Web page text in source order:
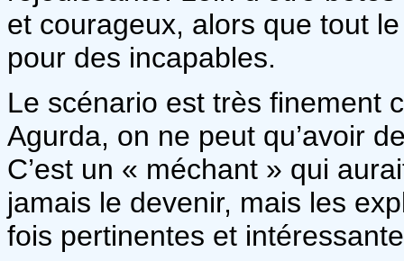
et courageux, alors que tout
pour des incapables.
Le scénario est très finement
Agurda, on ne peut qu’avoir
C’est un « méchant » qui
jamais le devenir, mais les
fois pertinentes et